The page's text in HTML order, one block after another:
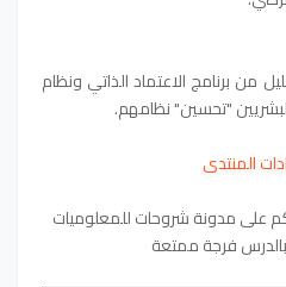
من برنامج الاعتماد الذاتي ونظام
"تحسين" نظامهم.
المنتدى
على مدونة شروحات للمعلوميات
فرجة ممتعة